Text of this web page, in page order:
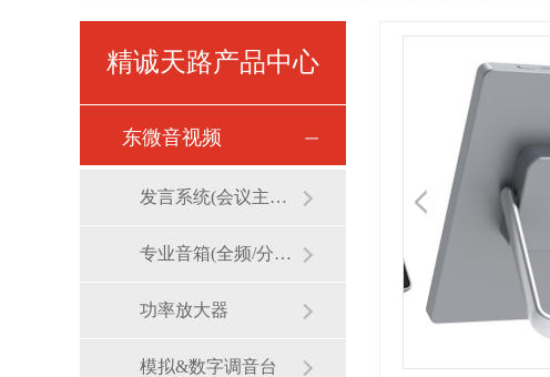
精诚天路产品中心
东微音视频
发言系统(会议主机/话筒/麦克风)
专业音箱(全频/分频/线阵)
功率放大器
模拟&数字调音台